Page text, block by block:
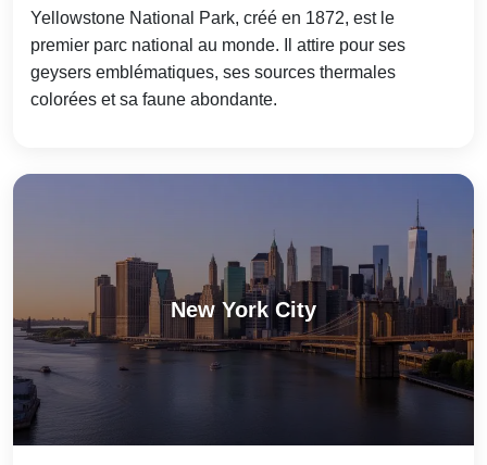
Yellowstone National Park, créé en 1872, est le
premier parc national au monde. Il attire pour ses
geysers emblématiques, ses sources thermales
colorées et sa faune abondante.
New York City